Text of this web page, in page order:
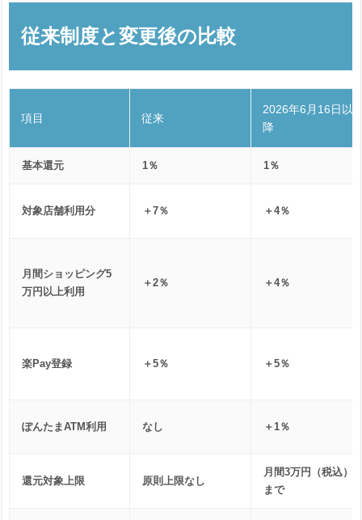
従来制度と変更後の比較
項目 従来
2026年6月16日以
降
基本還元 1％ 1％
対象店舗利用分 ＋7％ ＋4％
月間ショッピング5
万円以上利用
＋2％ ＋4％
楽Pay登録 ＋5％ ＋5％
ぽんたまATM利用 なし ＋1％
還元対象上限 原則上限なし
月間3万円（税込）
まで